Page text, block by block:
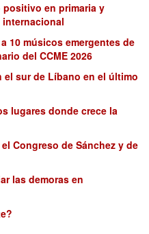
en primaria y
10 músicos emergentes de
del CCME 2026
sur de Líbano en el último
lugares donde crece la
Congreso de Sánchez y de
las demoras en